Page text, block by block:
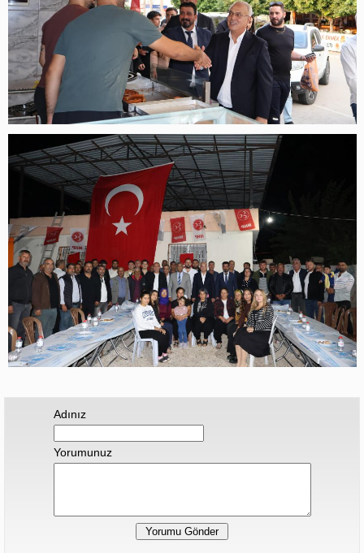
Adınız
Yorumunuz